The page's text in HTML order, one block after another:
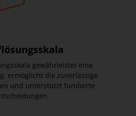
gewährleistet eine
ermöglicht die zuverlässige
und unterstützt fundierte